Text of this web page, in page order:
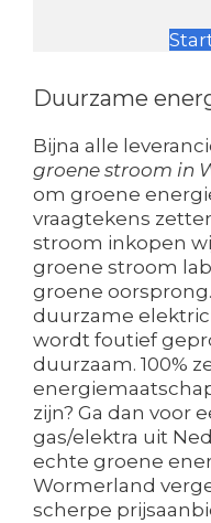
Duurzame
Bijna alle
groene stroom in
om groene
vraagtekens
stroom inkopen
groene stroom
groene
duurzame
wordt foutief
duurzaam. 100%
zijn? Ga dan voor
gas/elektra uit
echte groene
Wormerland
scherpe